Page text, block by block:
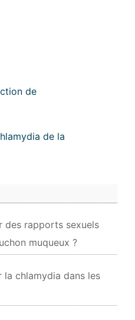
de
de la
des rapports sexuels
muqueux ?
la chlamydia dans les